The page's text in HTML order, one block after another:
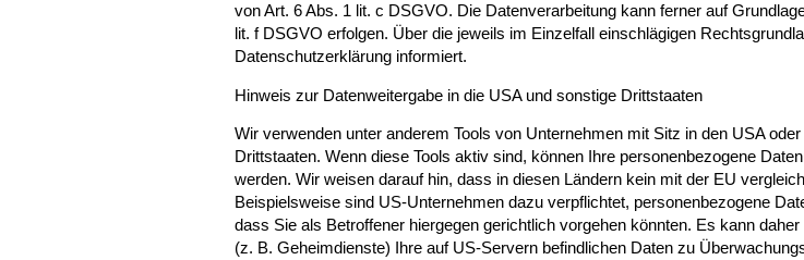
von Art. 6 Abs. 1 lit. c DSGVO. Die Datenverarbeitung kann ferner auf
lit. f DSGVO erfolgen. Über die jeweils im Einzelfall einschlägigen
Datenschutzerklärung informiert.
Hinweis zur Datenweitergabe in die USA und sonstige Drittstaaten
Wir verwenden unter anderem Tools von Unternehmen mit Sitz in den USA
Drittstaaten. Wenn diese Tools aktiv sind, können Ihre personenbezogene
werden. Wir weisen darauf hin, dass in diesen Ländern kein mit der EU
Beispielsweise sind US-Unternehmen dazu verpflichtet, personenbezogene
dass Sie als Betroffener hiergegen gerichtlich vorgehen könnten. Es kann
(z. B. Geheimdienste) Ihre auf US-Servern befindlichen Daten zu